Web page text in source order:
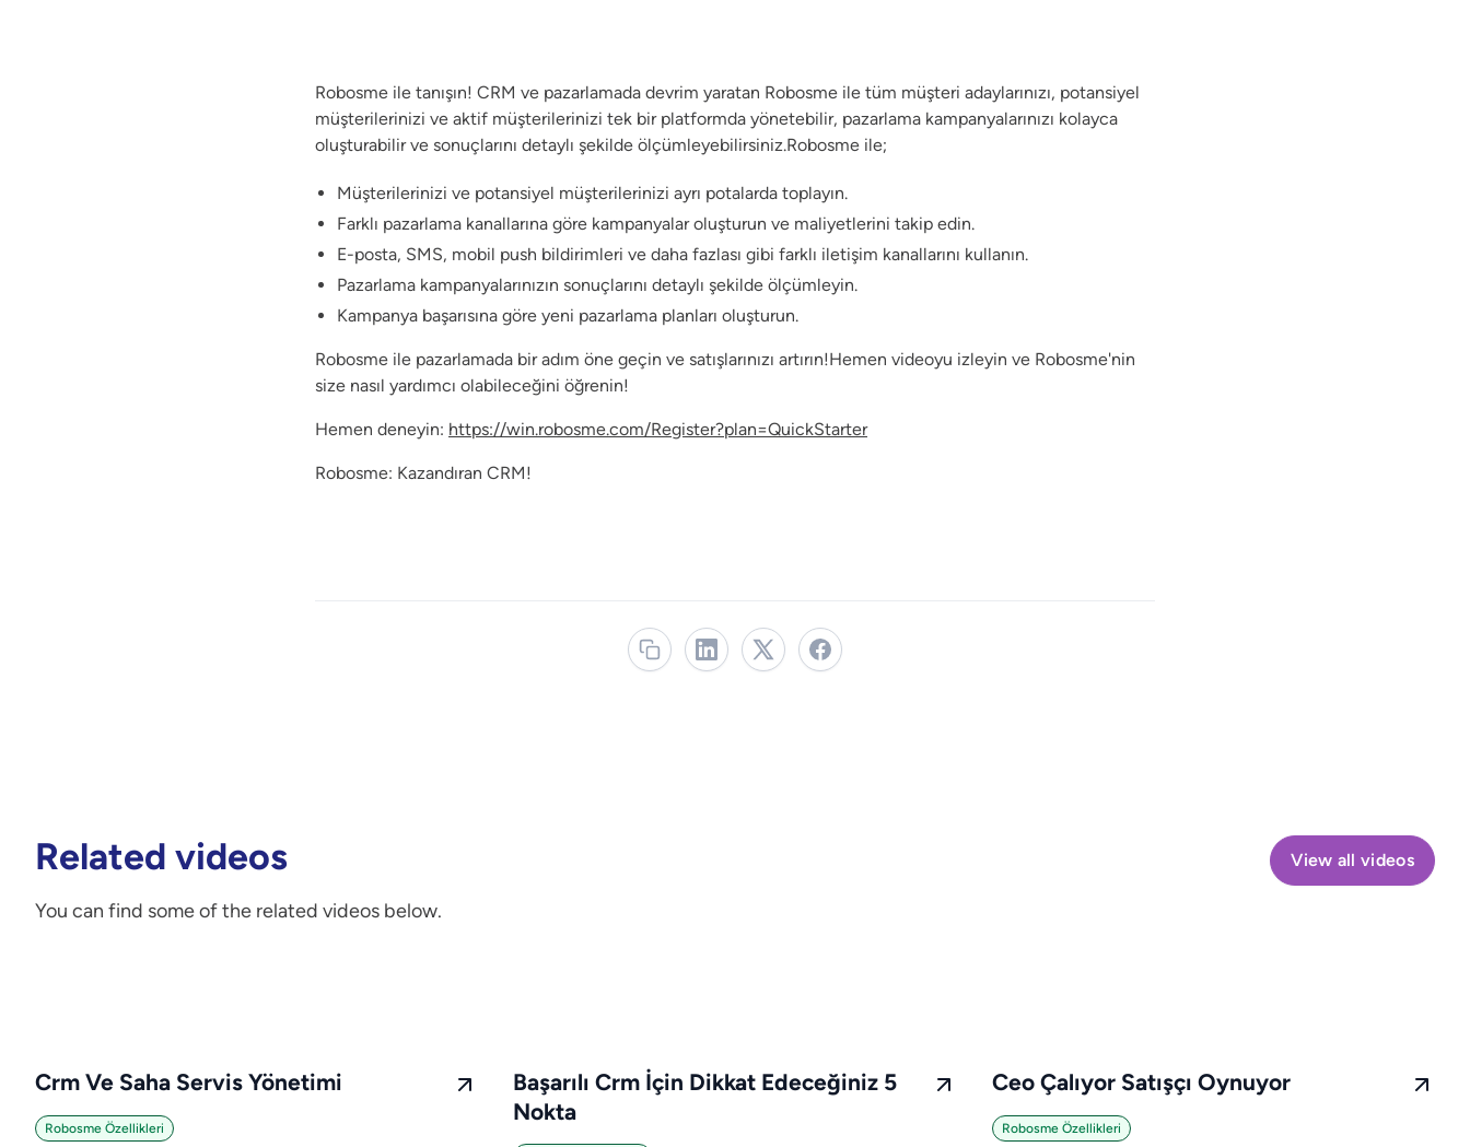
Robosme ile tanışın! CRM ve pazarlamada devrim yaratan Robosme ile tüm müşteri adaylarınızı, potansiyel
müşterilerinizi ve aktif müşterilerinizi tek bir platformda yönetebilir, pazarlama kampanyalarınızı kolayca
oluşturabilir ve sonuçlarını detaylı şekilde ölçümleyebilirsiniz.Robosme ile;
Müşterilerinizi ve potansiyel müşterilerinizi ayrı potalarda toplayın.
Farklı pazarlama kanallarına göre kampanyalar oluşturun ve maliyetlerini takip edin.
E-posta, SMS, mobil push bildirimleri ve daha fazlası gibi farklı iletişim kanallarını kullanın.
Pazarlama kampanyalarınızın sonuçlarını detaylı şekilde ölçümleyin.
Kampanya başarısına göre yeni pazarlama planları oluşturun.
Robosme ile pazarlamada bir adım öne geçin ve satışlarınızı artırın!Hemen videoyu izleyin ve Robosme'nin
size nasıl yardımcı olabileceğini öğrenin!
Hemen deneyin: https://win.robosme.com/Register?plan=QuickStarter
Robosme: Kazandıran CRM!
Related videos
You can find some of the related videos below.
View all videos
Crm Ve Saha Servis Yönetimi
Robosme Özellikleri
Başarılı Crm İçin Dikkat Edeceğiniz 5
Nokta
Ceo Çalıyor Satışçı Oynuyor
Robosme Özellikleri